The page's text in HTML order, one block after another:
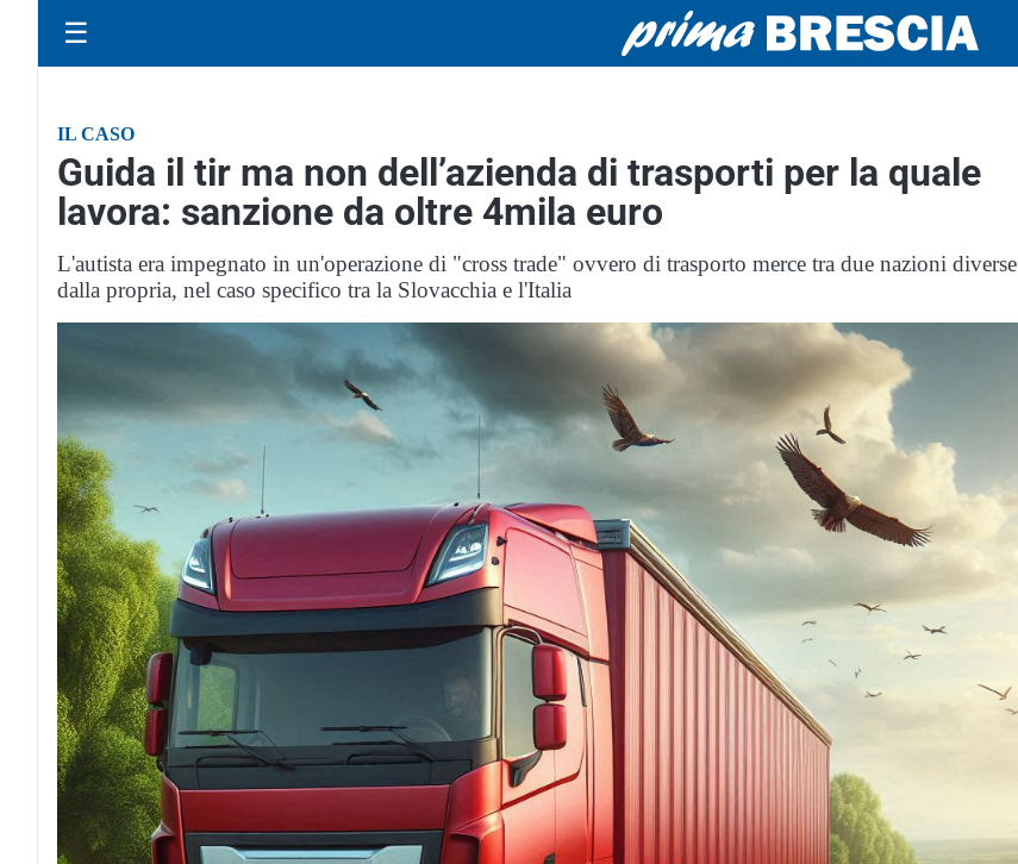
☰
IL CASO
Guida il tir ma non dell’azienda di trasporti per la quale
lavora: sanzione da oltre 4mila euro
L'autista era impegnato in un'operazione di "cross trade" ovvero di trasporto merce tra due nazioni diverse
dalla propria, nel caso specifico tra la Slovacchia e l'Italia